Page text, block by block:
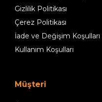
Gizlilik Politikası
Çerez Politikası
İade ve Değişim Koşulları
Kullanım Koşulları
Müşteri